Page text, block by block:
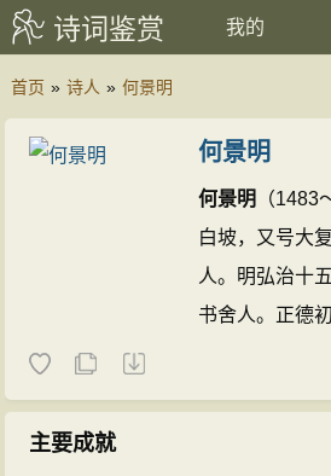
诗词鉴赏 我的
首页 » 诗人 » 何景明
何景明
何景明
（1483
白坡，又号大
人。明弘治十
书舍人。正德
谢病归。
主要成就